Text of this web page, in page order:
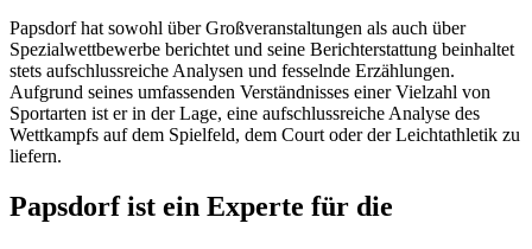
Papsdorf hat sowohl über Großveranstaltungen als auch über
Spezialwettbewerbe berichtet und seine Berichterstattung beinhaltet
stets aufschlussreiche Analysen und fesselnde Erzählungen.
Aufgrund seines umfassenden Verständnisses einer Vielzahl von
Sportarten ist er in der Lage, eine aufschlussreiche Analyse des
Wettkampfs auf dem Spielfeld, dem Court oder der Leichtathletik zu
liefern.
Papsdorf ist ein Experte für die